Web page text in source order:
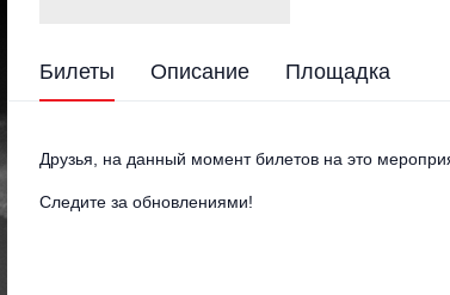
Билеты Описание Площадка
Друзья, на данный момент билетов на это
Следите за обновлениями!